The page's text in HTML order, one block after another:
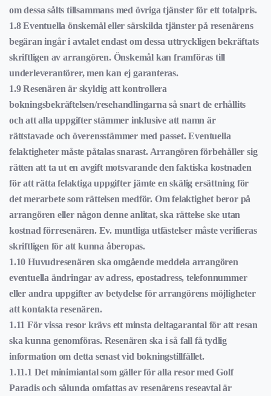
om dessa sålts tillsammans med övriga tjänster för ett totalpris.
1.8 Eventuella önskemål eller särskilda tjänster på resenärens
begäran ingår i avtalet endast om dessa uttryckligen bekräftats
skriftligen av arrangören. Önskemål kan framföras till
underleverantörer, men kan ej garanteras.
1.9 Resenären är skyldig att kontrollera
bokningsbekräftelsen/resehandlingarna så snart de erhållits
och att alla uppgifter stämmer inklusive att namn är
rättstavade och överensstämmer med passet. Eventuella
felaktigheter måste påtalas snarast. Arrangören förbehåller sig
rätten att ta ut en avgift motsvarande den faktiska kostnaden
för att rätta felaktiga uppgifter jämte en skälig ersättning för
det merarbete som rättelsen medför. Om felaktighet beror på
arrangören eller någon denne anlitat, ska rättelse ske utan
kostnad förresenären. Ev. muntliga utfästelser måste verifieras
skriftligen för att kunna åberopas.
1.10 Huvudresenären ska omgående meddela arrangören
eventuella ändringar av adress, epostadress, telefonnummer
eller andra uppgifter av betydelse för arrangörens möjligheter
att kontakta resenären.
1.11 För vissa resor krävs ett minsta deltagarantal för att resan
ska kunna genomföras. Resenären ska i så fall få tydlig
information om detta senast vid bokningstillfället.
1.11.1 Det minimiantal som gäller för alla resor med Golf
Paradis och sålunda omfattas av resenärens reseavtal är